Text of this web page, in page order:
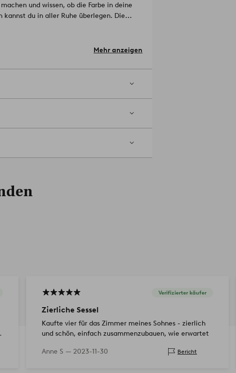
und wissen, ob die Farbe in deine
du in aller Ruhe überlegen. Die
(ins Suchfeld eingeben).
Mehr anzeigen
Verifizierter käufer
Zierliche Sessel
Kaufte vier für das Zimmer meines Sohnes - zierlich
und schön, einfach zusammenzubauen, wie erwartet
Anne S — 2023-11-30 Bericht